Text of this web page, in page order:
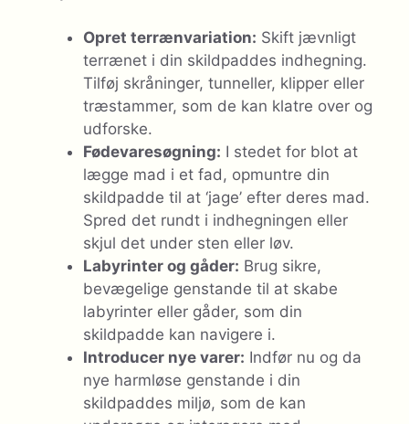
Opret terrænvariation: Skift jævnligt
terrænet i din skildpaddes indhegning.
Tilføj skråninger, tunneller, klipper eller
træstammer, som de kan klatre over og
udforske.
Fødevaresøgning: I stedet for blot at
lægge mad i et fad, opmuntre din
skildpadde til at ‘jage’ efter deres mad.
Spred det rundt i indhegningen eller
skjul det under sten eller løv.
Labyrinter og gåder: Brug sikre,
bevægelige genstande til at skabe
labyrinter eller gåder, som din
skildpadde kan navigere i.
Introducer nye varer: Indfør nu og da
nye harmløse genstande i din
skildpaddes miljø, som de kan